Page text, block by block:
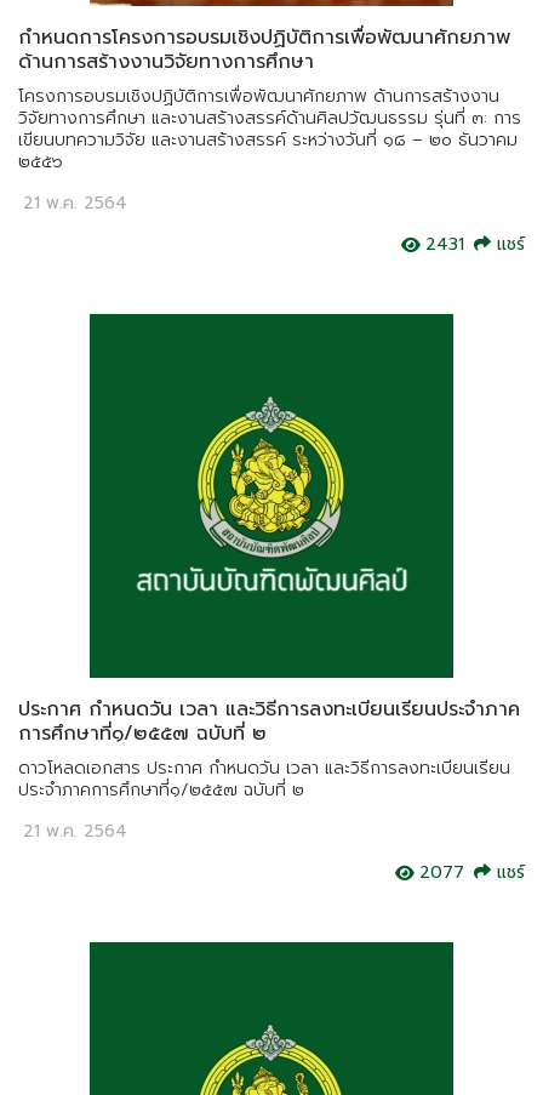
กำหนดการโครงการอบรมเชิงปฏิบัติการเพื่อพัฒนาศักยภาพ
ด้านการสร้างงานวิจัยทางการศึกษา
โครงการอบรมเชิงปฏิบัติการเพื่อพัฒนาศักยภาพ ด้านการสร้างงาน
วิจัยทางการศึกษา และงานสร้างสรรค์ด้านศิลปวัฒนธรรม รุ่นที่ ๓: การ
เขียนบทความวิจัย และงานสร้างสรรค์ ระหว่างวันที่ ๑๘ – ๒๐ ธันวาคม
๒๕๕๖
21 พ.ค. 2564
2431
แชร์
ประกาศ กำหนดวัน เวลา และวิธีการลงทะเบียนเรียนประจำภาค
การศึกษาที่๑/๒๕๕๗ ฉบับที่ ๒
ดาวโหลดเอกสาร ประกาศ กำหนดวัน เวลา และวิธีการลงทะเบียนเรียน
ประจำภาคการศึกษาที่๑/๒๕๕๗ ฉบับที่ ๒
21 พ.ค. 2564
2077
แชร์